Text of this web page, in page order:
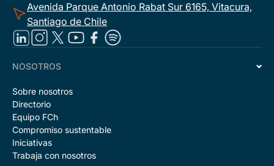
Avenida Parque Antonio Rabat Sur 6165, Vitacura,
Santiago de Chile
NOSOTROS
Sobre nosotros
Directorio
Equipo FCh
Compromiso sustentable
Iniciativas
Trabaja con nosotros